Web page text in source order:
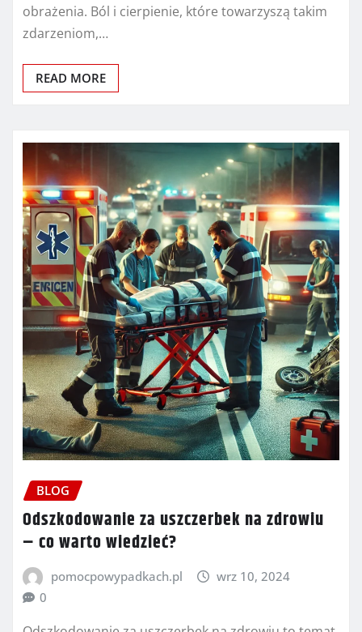
obrażenia. Ból i cierpienie, które towarzyszą takim
zdarzeniom,…
READ MORE
BLOG
Odszkodowanie za uszczerbek na zdrowiu
– co warto wiedzieć?
pomocpowypadkach.pl
wrz 10, 2024
0